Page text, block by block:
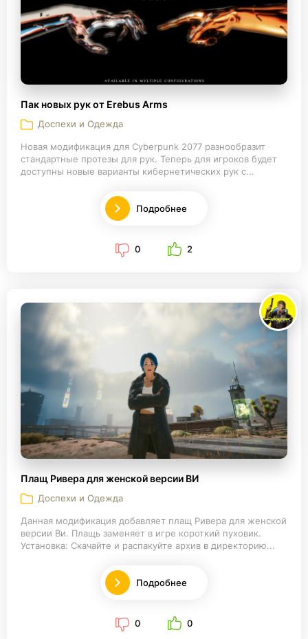
Пак новых рук от Erebus Arms
Доспехи и Одежда
Новая модификация для Cyberpunk 2077 разнообразит
стандартные протезы для рук. Теперь для игроков будет
доступны новые варианты кибернетических рук с...
Подробнее
0 2
Плащ Ривера для женской версии ВИ
Доспехи и Одежда
Данная модификация добавляет плащ Ривера для женской
версии Ви. Плащь заменяет в игре короткий пуховик.
Установка: Скачайте и распакуйте архив в директорию...
Подробнее
0 0